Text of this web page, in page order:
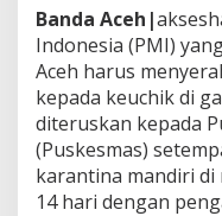
Banda Aceh|
Indonesia (PMI)
Aceh harus
kepada keuchik di
diteruskan kepada
(Puskesmas)
karantina mandiri di
14 hari dengan